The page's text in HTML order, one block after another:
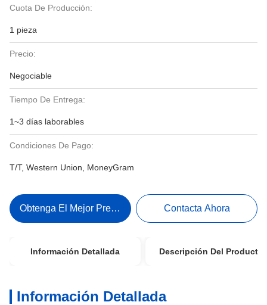
Cuota De Producción:
1 pieza
Precio:
Negociable
Tiempo De Entrega:
1~3 días laborables
Condiciones De Pago:
T/T, Western Union, MoneyGram
Obtenga El Mejor Precio Contacta Ahora
Información Detallada Descripción Del Producto
Información Detallada